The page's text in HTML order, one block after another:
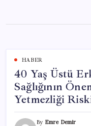
content
HABER
40 Yaş Üstü
Sağlığının
Yetmezliği
By Emre Demir